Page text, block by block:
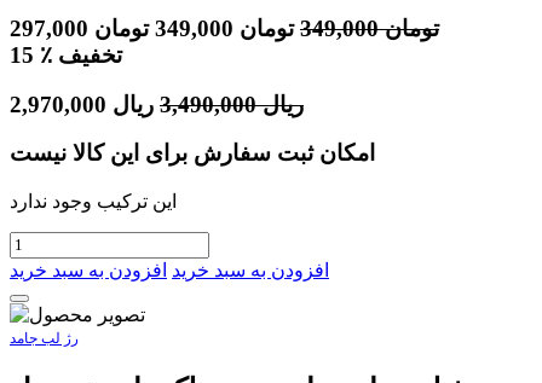
297,000 تومان 349,000تومان 349,000 تومان
15
٪ تخفیف
2,970,000 ریال 3,490,000 ریال
امکان ثبت سفارش برای این کالا نیست
این ترکیب وجود ندارد
افزودن به سبد خرید افزودن به سبد خرید
رژ لب جامد